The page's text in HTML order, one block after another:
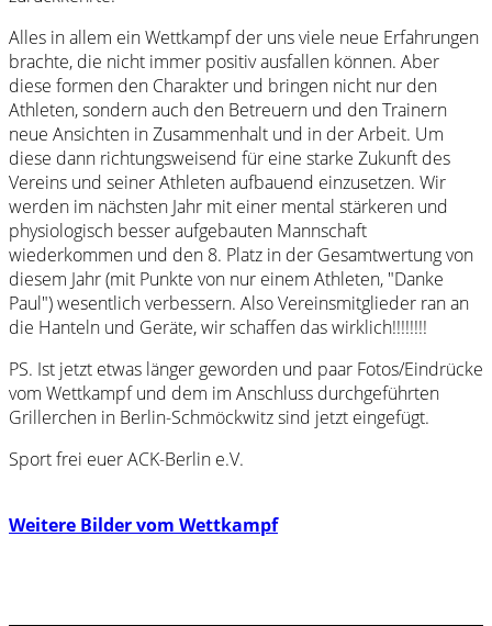
Alles in allem ein Wettkampf der uns viele neue Erfahrungen
brachte, die nicht immer positiv ausfallen können. Aber
diese formen den Charakter und bringen nicht nur den
Athleten, sondern auch den Betreuern und den Trainern
neue Ansichten in Zusammenhalt und in der Arbeit. Um
diese dann richtungsweisend für eine starke Zukunft des
Vereins und seiner Athleten aufbauend einzusetzen. Wir
werden im nächsten Jahr mit einer mental stärkeren und
physiologisch besser aufgebauten Mannschaft
wiederkommen und den 8. Platz in der Gesamtwertung von
diesem Jahr (mit Punkte von nur einem Athleten, "Danke
Paul") wesentlich verbessern. Also Vereinsmitglieder ran an
die Hanteln und Geräte, wir schaffen das wirklich!!!!!!!!
PS. Ist jetzt etwas länger geworden und paar Fotos/Eindrücke
vom Wettkampf und dem im Anschluss durchgeführten
Grillerchen in Berlin-Schmöckwitz sind jetzt eingefügt.
Sport frei euer ACK-Berlin e.V.
Weitere Bilder vom Wettkampf